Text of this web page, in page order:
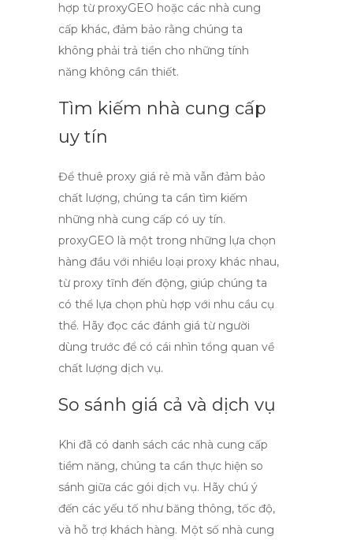
hợp từ proxyGEO hoặc các nhà cung
cấp khác, đảm bảo rằng chúng ta
không phải trả tiền cho những tính
năng không cần thiết.
Tìm kiếm nhà cung cấp
uy tín
Để thuê proxy giá rẻ mà vẫn đảm bảo
chất lượng, chúng ta cần tìm kiếm
những nhà cung cấp có uy tín.
proxyGEO là một trong những lựa chọn
hàng đầu với nhiều loại proxy khác nhau,
từ proxy tĩnh đến động, giúp chúng ta
có thể lựa chọn phù hợp với nhu cầu cụ
thể. Hãy đọc các đánh giá từ người
dùng trước để có cái nhìn tổng quan về
chất lượng dịch vụ.
So sánh giá cả và dịch vụ
Khi đã có danh sách các nhà cung cấp
tiềm năng, chúng ta cần thực hiện so
sánh giữa các gói dịch vụ. Hãy chú ý
đến các yếu tố như băng thông, tốc độ,
và hỗ trợ khách hàng. Một số nhà cung